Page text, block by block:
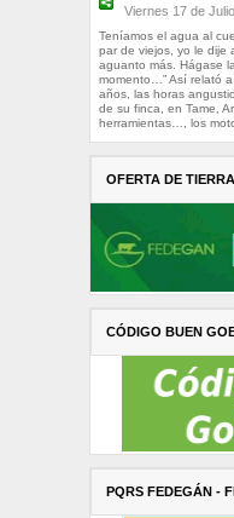
Viernes 17 de
Teníamos el agua al
par de viejos, yo le dije
aguanto más. Hágase
momento…” Así relató
años, las horas
de su finca, en Tame,
herramientas…, los
OFERTA DE
CÓDIGO BUEN
PQRS FEDEGÁN -